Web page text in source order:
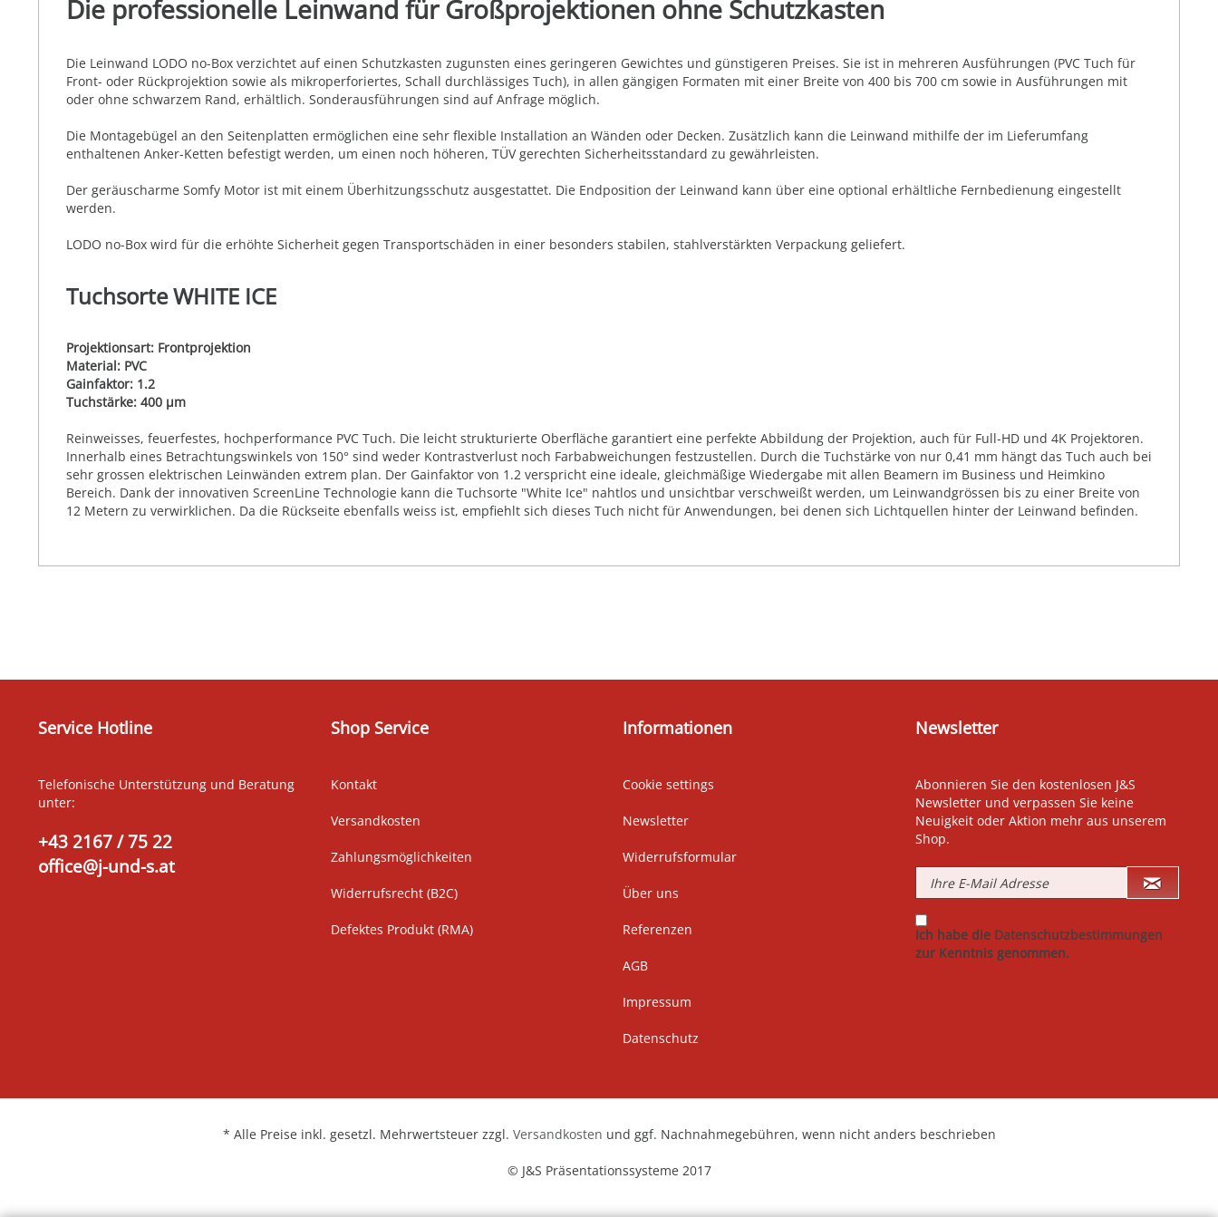
Die professionelle Leinwand für Großprojektionen ohne Schutzkasten
Die Leinwand LODO no-Box verzichtet auf einen Schutzkasten zugunsten eines geringeren Gewichtes und günstigeren Preises. Sie ist in mehreren Ausführungen (PVC Tuch für
Front- oder Rückprojektion sowie als mikroperforiertes, Schall durchlässiges Tuch), in allen gängigen Formaten mit einer Breite von 400 bis 700 cm sowie in Ausführungen mit
oder ohne schwarzem Rand, erhältlich. Sonderausführungen sind auf Anfrage möglich.
Die Montagebügel an den Seitenplatten ermöglichen eine sehr flexible Installation an Wänden oder Decken. Zusätzlich kann die Leinwand mithilfe der im Lieferumfang
enthaltenen Anker-Ketten befestigt werden, um einen noch höheren, TÜV gerechten Sicherheitsstandard zu gewährleisten.
Der geräuscharme Somfy Motor ist mit einem Überhitzungsschutz ausgestattet. Die Endposition der Leinwand kann über eine optional erhältliche Fernbedienung eingestellt
werden.
LODO no-Box wird für die erhöhte Sicherheit gegen Transportschäden in einer besonders stabilen, stahlverstärkten Verpackung geliefert.
Tuchsorte WHITE ICE
Projektionsart: Frontprojektion
Material: PVC
Gainfaktor: 1.2
Tuchstärke: 400 µm
Reinweisses, feuerfestes, hochperformance PVC Tuch. Die leicht strukturierte Oberfläche garantiert eine perfekte Abbildung der Projektion, auch für Full-HD und 4K Projektoren.
Innerhalb eines Betrachtungswinkels von 150° sind weder Kontrastverlust noch Farbabweichungen festzustellen. Durch die Tuchstärke von nur 0,41 mm hängt das Tuch auch bei
sehr grossen elektrischen Leinwänden extrem plan. Der Gainfaktor von 1.2 verspricht eine ideale, gleichmäßige Wiedergabe mit allen Beamern im Business und Heimkino
Bereich. Dank der innovativen ScreenLine Technologie kann die Tuchsorte "White Ice" nahtlos und unsichtbar verschweißt werden, um Leinwandgrössen bis zu einer Breite von
12 Metern zu verwirklichen. Da die Rückseite ebenfalls weiss ist, empfiehlt sich dieses Tuch nicht für Anwendungen, bei denen sich Lichtquellen hinter der Leinwand befinden.
Service Hotline
Telefonische Unterstützung und Beratung
unter:
+43 2167 / 75 22
office@j-und-s.at
Shop Service
Kontakt
Versandkosten
Zahlungsmöglichkeiten
Widerrufsrecht (B2C)
Defektes Produkt (RMA)
Informationen
Cookie settings
Newsletter
Widerrufsformular
Über uns
Referenzen
AGB
Impressum
Datenschutz
Newsletter
Abonnieren Sie den kostenlosen J&S
Newsletter und verpassen Sie keine
Neuigkeit oder Aktion mehr aus unserem
Shop.
Ich habe die Datenschutzbestimmungen
zur Kenntnis genommen.
* Alle Preise inkl. gesetzl. Mehrwertsteuer zzgl. Versandkosten und ggf. Nachnahmegebühren, wenn nicht anders beschrieben
© J&S Präsentationssysteme 2017